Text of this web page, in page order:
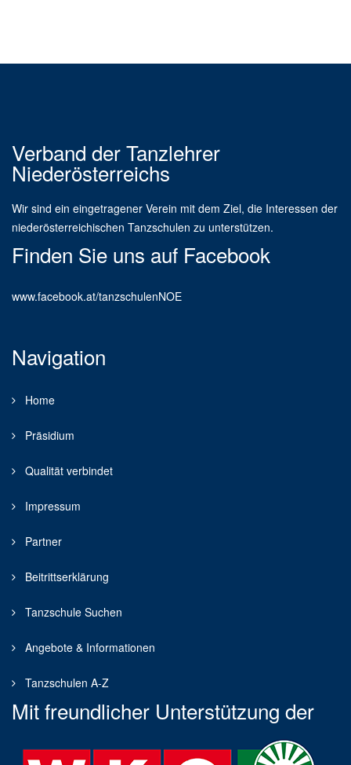
Verband der Tanzlehrer
Niederösterreichs
Wir sind ein eingetragener Verein mit dem Ziel, die Interessen der
niederösterreichischen Tanzschulen zu unterstützen.
Finden Sie uns auf Facebook
www.facebook.at/tanzschulenNOE
Navigation
Home
Präsidium
Qualität verbindet
Impressum
Partner
Beitrittserklärung
Tanzschule Suchen
Angebote & Informationen
Tanzschulen A-Z
Mit freundlicher Unterstützung der